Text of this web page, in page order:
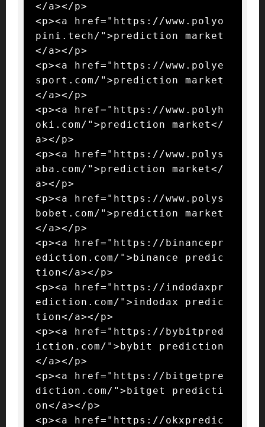
</a></p>
<p><a href="https://www.polyo
pini.tech/">prediction market
</a></p>
<p><a href="https://www.polye
sport.com/">prediction market
</a></p>
<p><a href="https://www.polyh
oki.com/">prediction market</
a></p>
<p><a href="https://www.polys
aba.com/">prediction market</
a></p>
<p><a href="https://www.polys
bobet.com/">prediction market
</a></p>
<p><a href="https://binancepr
ediction.com/">binance predic
tion</a></p>
<p><a href="https://indodaxpr
ediction.com/">indodax predic
tion</a></p>
<p><a href="https://bybitpred
iction.com/">bybit prediction
</a></p>
<p><a href="https://bitgetpre
diction.com/">bitget predicti
on</a></p>
<p><a href="https://okxpredic